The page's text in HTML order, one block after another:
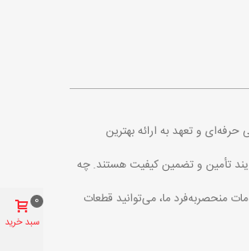
حرفه‌ای و تعهد به ارائه بهترین
تأمین و تضمین کیفیت هستند. چه
منحصربه‌فرد ما، می‌توانید قطعات
سبد خرید
0